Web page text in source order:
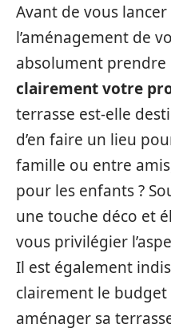
Avant de vous
l’aménagement de
absolument prendre
clairement votre
terrasse est-elle
d’en faire un lieu
famille ou entre
pour les enfants ?
une touche déco et
vous privilégier
Il est également
clairement le
aménager sa